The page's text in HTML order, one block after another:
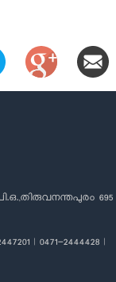
695
| 0471-2444428 |